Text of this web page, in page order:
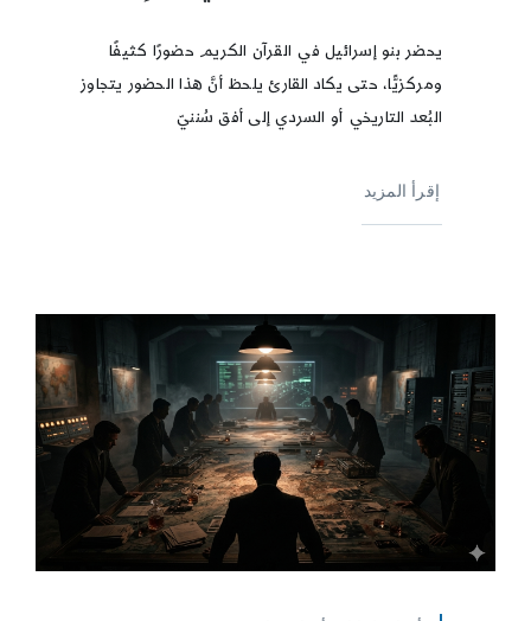
يحضر بنو إسرائيل في القرآن الكريم حضورًا كثيفًا
ومركزيًّا، حتى يكاد القارئ يلحظ أنَّ هذا الحضور يتجاوز
البُعد التاريخي أو السردي إلى أفق سُننيّ
إقرأ المزيد